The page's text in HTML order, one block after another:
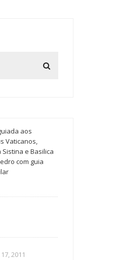
aos
Vaticanos,
Sistina e Basilica
com guia
2011